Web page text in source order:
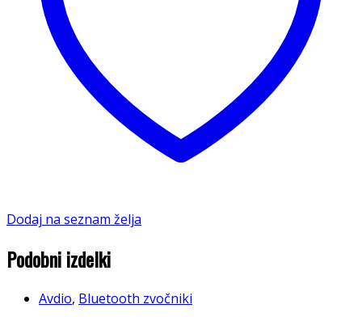
Dodaj na seznam želja
Podobni izdelki
Avdio, Bluetooth zvočniki